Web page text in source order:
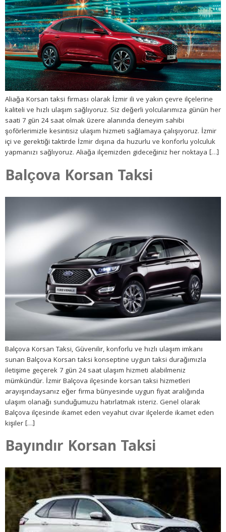
Aliağa Korsan taksi firması olarak İzmir ili ve yakın çevre ilçelerine
kaliteli ve hızlı ulaşım sağlıyoruz. Siz değerli yolcularımıza günün her
saati 7 gün 24 saat olmak üzere alanında deneyim sahibi
şoförlerimizle kesintisiz ulaşım hizmeti sağlamaya çalışıyoruz. İzmir
içi ve gerektiği taktirde İzmir dışına da huzurlu ve konforlu yolculuk
yapmanızı sağlıyoruz. Aliağa ilçemizden gideceğiniz her noktaya […]
Balçova Korsan Taksi
Balçova Korsan Taksi, Güvenilir, konforlu ve hızlı ulaşım imkanı
sunan Balçova Korsan taksi konseptine uygun taksi durağımızla
iletişime geçerek 7 gün 24 saat ulaşım hizmeti alabilmeniz
mümkündür. İzmir Balçova ilçesinde korsan taksi hizmetleri
arayışındaysanız eğer firma bünyesinde uygun fiyat aralığında
ulaşım olanağı sunduğumuzu hatırlatmak isteriz. Genel olarak
Balçova ilçesinde ikamet eden veyahut civar ilçelerde ikamet eden
kişiler […]
Bayındır Korsan Taksi